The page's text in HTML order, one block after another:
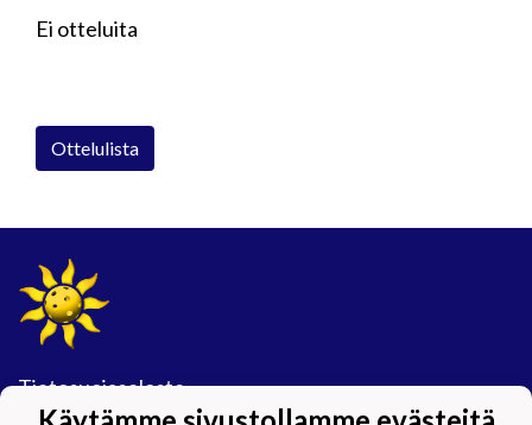
Ei otteluita
Ottelulista
Tietosuojaseloste